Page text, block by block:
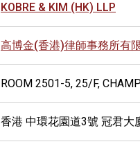
KOBRE & KIM (HK) LLP
高博金(香港)律師事務所有
ROOM 2501-5, 25/F,
香港 中環花園道3號 冠君大